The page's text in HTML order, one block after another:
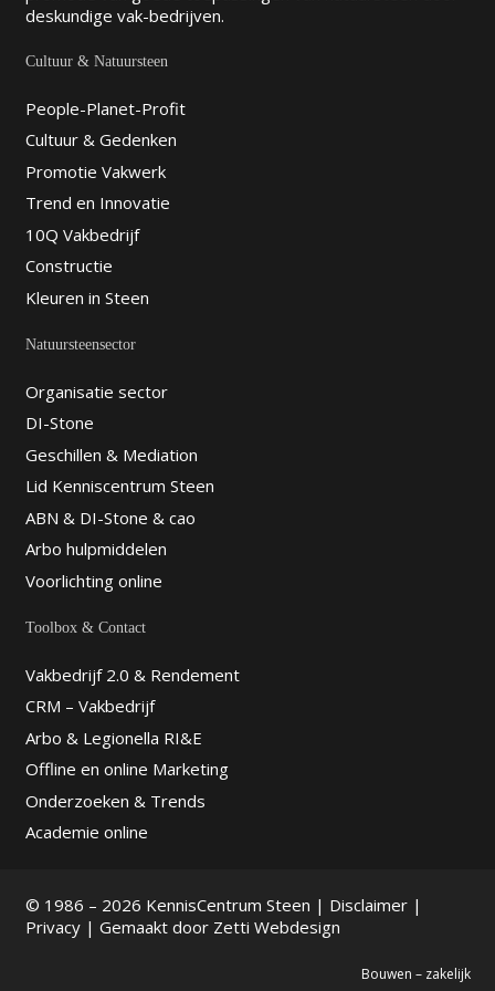
vertrouwd Jan Kalk N...
tweede Bokslootweg 20 , 7812 AS,
Emmen
http://www.steenhouwerij-krul.nl
Natuursteenbedrijf te Peize
Steenhouwerij Krul is een echt
Amerikaweg 7 , 9407 TJ, Assen
http://www.bakkernatuursteen.nl
NATUURSTEENBEDRIJF TE ASSEN
deskundig en betrouwbaar U kunt bij
Lamers Natuursteen Industrie
Almelo BV
Grintweg 4 , 7604 PV, Almelo
deskundige vak-bedrijven.
Cultuur & Natuursteen
People-Planet-Profit
Cultuur & Gedenken
Promotie Vakwerk
Trend en Innovatie
10Q Vakbedrijf
Constructie
Kleuren in Steen
Natuursteensector
Organisatie sector
DI-Stone
Geschillen & Mediation
Lid Kenniscentrum Steen
ABN & DI-Stone & cao
Arbo hulpmiddelen
Voorlichting online
Toolbox & Contact
Vakbedrijf 2.0 & Rendement
CRM – Vakbedrijf
Arbo & Legionella RI&E
Offline en online Marketing
Onderzoeken & Trends
Academie online
© 1986 – 2026 KennisCentrum Steen | Disclaimer|
Privacy| Gemaakt door Zetti Webdesign
Bouwen – zakelijk